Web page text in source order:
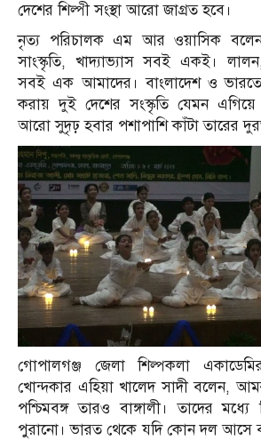
দেশের শিল্পী সংস্থা আরো জাগ্রত হবে।
নৃত্য পরিচালক এম আর ওয়াসিক
সাংস্কৃতি, খাদ্যাভ্যাস সবই একই।
সবই এক আমাদের। বাংলাদেশ ও
করায় দুই দেশের সংস্কৃতি যেমন এগিয়ে
আরো সুদৃঢ় হবার পশাপাশি কাঁটা তারের
গোপালগঞ্জ জেলা শিল্পকলা
খোন্দকার এহিয়া খালেদ সাদী বলেন,
পশ্চিমবঙ্গ তারও বাঙ্গালী। তাদের
পুরানো। ভারত থেকে যদি কোন দল আসে